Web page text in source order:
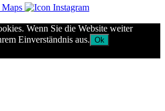
Wenn Sie die Website weiter
Einverständnis aus. Ok